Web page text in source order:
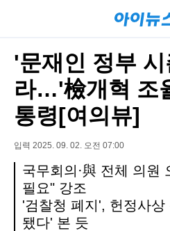
'문재인 정부
라…'檢개혁 조
통령[여의뷰]
입력 2025. 09. 02. 오전 07:00
국무회의·與 전체 의원
필요" 강조
'검찰청 폐지', 헌정사
됐다' 본 듯